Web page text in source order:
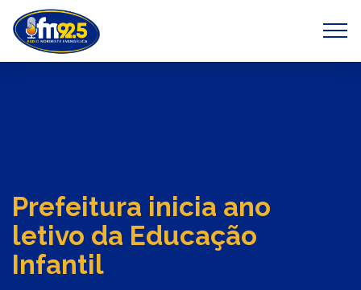
Previous Next
Prefeitura inicia ano
letivo da Educação
Infantil